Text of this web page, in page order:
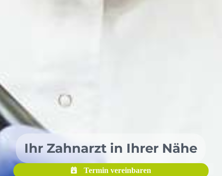
Ihr Zahnarzt in Ihrer Nähe
Termin vereinbaren